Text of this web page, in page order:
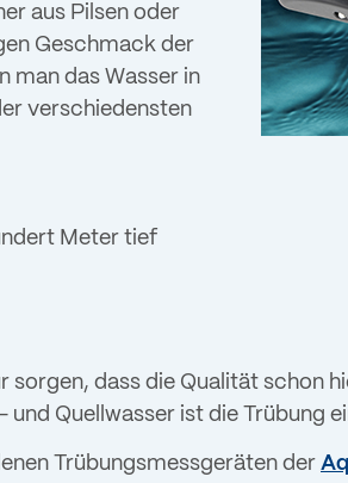
aus Pilsen oder
Geschmack der
man das Wasser in
verschiedensten
Meter tief
dass die Qualität schon
Quellwasser ist die Trübung
Trübungsmessgeräten der